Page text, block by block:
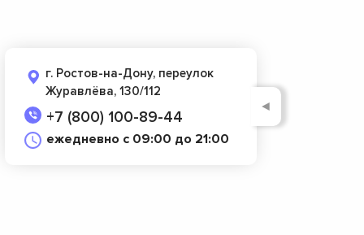
г. Ростов-на-Дону, переулок
Журавлёва, 130/112
+7 (800) 100-89-44
ежедневно с 09:00 до 21:00
◄